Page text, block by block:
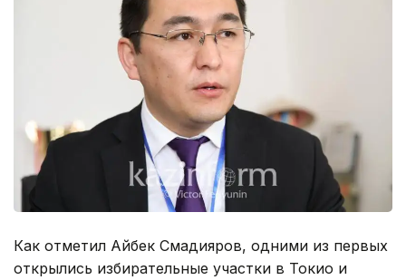
Как отметил Айбек Смадияров, одними из первых
открылись избирательные участки в Токио и